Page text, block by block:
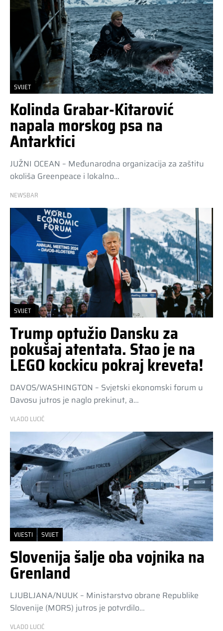
SVIJET
Kolinda Grabar-Kitarović
napala morskog psa na
Antarktici
JUŽNI OCEAN – Međunarodna organizacija za zaštitu
okoliša Greenpeace i lokalno…
NEWSBAR
SVIJET
Trump optužio Dansku za
pokušaj atentata. Stao je na
LEGO kockicu pokraj kreveta!
DAVOS/WASHINGTON – Svjetski ekonomski forum u
Davosu jutros je naglo prekinut, a…
VLADO LUCIĆ
VIJESTI SVIJET
Slovenija šalje oba vojnika na
Grenland
LJUBLJANA/NUUK – Ministarstvo obrane Republike
Slovenije (MORS) jutros je potvrdilo…
VLADO LUCIĆ